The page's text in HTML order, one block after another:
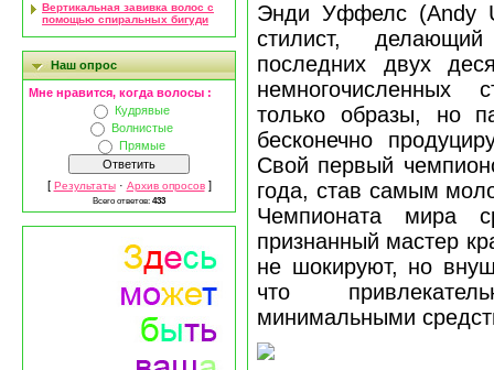
Вертикальная завивка волос с
помощью спиральных бигуди
Наш опрос
Мне нравится, когда волосы :
Кудрявые
Волнистые
Прямые
[ Результаты· Архив опросов]
Всего ответов: 433
Энди Уффелс (Andy
стилист,
последних двух
немногочисленных
только образы, но
бесконечно
Свой первый
года, став самым
Чемпионата мира
признанный мастер
не шокируют, но
что
минимальными